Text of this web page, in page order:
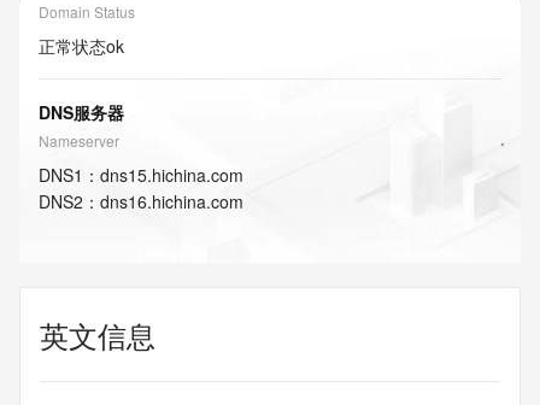
Domain Status
正常状态ok
DNS服务器
Nameserver
DNS1 ： dns15.hichina.com
DNS2 ： dns16.hichina.com
英文信息